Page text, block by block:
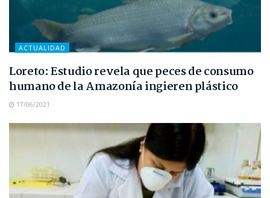
ACTUALIDAD
Loreto: Estudio revela que peces de consumo
humano de la Amazonía ingieren plástico
17/06/2021